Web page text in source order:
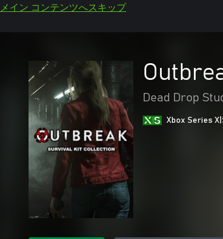
メイン コンテンツへスキップ
Dead Drop
Xbox Series